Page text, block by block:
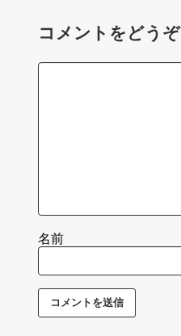
コメントをどうぞ
名前